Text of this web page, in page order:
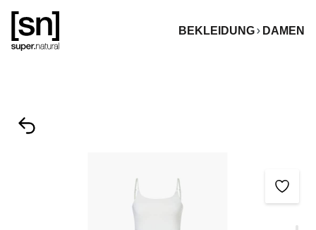
springen
BEKLEIDUNG
DAMEN